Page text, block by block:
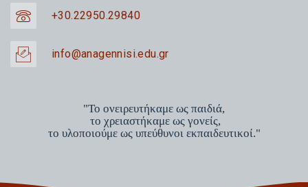
+30.22950.29840
info@anagennisi.edu.gr
"Το ονειρευτήκαμε ως παιδιά,
το χρειαστήκαμε ως γονείς,
το υλοποιούμε ως υπεύθυνοι εκπαιδευτικοί."